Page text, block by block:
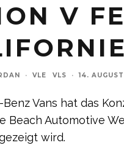
V
· VLE VLS · 14.
Vans hat das
Beach Automotive
wird.